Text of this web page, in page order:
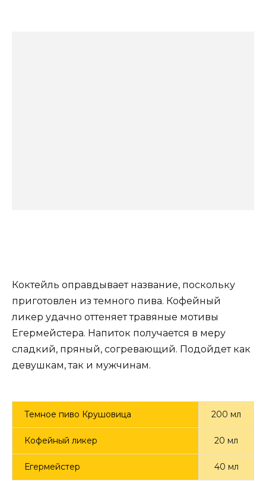
Коктейль оправдывает название, поскольку
приготовлен из темного пива. Кофейный
ликер удачно оттеняет травяные мотивы
Егермейстера. Напиток получается в меру
сладкий, пряный, согревающий. Подойдет как
девушкам, так и мужчинам.
Темное пиво Крушовица 200 мл
Кофейный ликер 20 мл
Егермейстер 40 мл